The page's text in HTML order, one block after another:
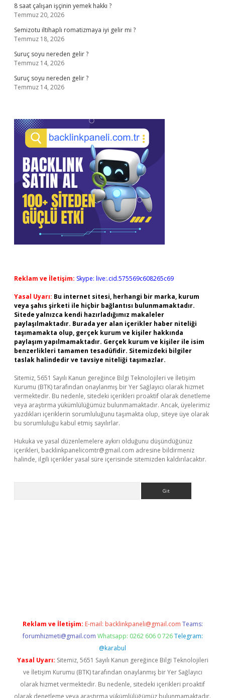
8 saat çalışan işçinin yemek hakkı ?
Temmuz 20, 2026
Semizotu iltihaplı romatizmaya iyi gelir mi ?
Temmuz 18, 2026
Suruç soyu nereden gelir ?
Temmuz 14, 2026
Suruç soyu nereden gelir ?
Temmuz 14, 2026
Reklam ve İletişim: Skype: live:.cid.575569c608265c69
Yasal Uyarı: Bu internet sitesi, herhangi bir marka, kurum
veya şahıs şirketi ile hiçbir bağlantısı bulunmamaktadır.
Sitede yalnızca kendi hazırladığımız makaleler
paylaşılmaktadır. Burada yer alan içerikler haber niteliği
taşımamakta olup, gerçek kurum ve kişiler hakkında
paylaşım yapılmamaktadır. Gerçek kurum ve kişiler ile isim
benzerlikleri tamamen tesadüfidir. Sitemizdeki bilgiler
taslak halindedir ve tavsiye niteliği taşımazlar.
Sitemiz, 5651 Sayılı Kanun gereğince Bilgi Teknolojileri ve İletişim
Kurumu (BTK) tarafından onaylanmış bir Yer Sağlayıcı olarak hizmet
vermektedir. Bu nedenle, sitedeki içerikleri proaktif olarak denetleme
veya araştırma yükümlülüğümüz bulunmamaktadır. Ancak, üyelerimiz
yazdıkları içeriklerin sorumluluğunu taşımakta olup, siteye üye olarak
bu sorumluluğu kabul etmiş sayılırlar.
Hukuka ve yasal düzenlemelere aykırı olduğunu düşündüğünüz
içerikleri, backlinkpanelicomtr@gmail.com adresine bildirmeniz
halinde, ilgili içerikler yasal süre içerisinde sitemizden kaldırılacaktır.
Reklam ve İletişim: E-mail: backlinkpaneli@gmail.com Teams:
forumhizmeti@gmail.com Whatsapp: 0262 606 0 726 Telegram:
@karabul
Yasal Uyarı: Sitemiz, 5651 Sayılı Kanun gereğince Bilgi Teknolojileri
ve İletişim Kurumu (BTK) tarafından onaylanmış bir Yer Sağlayıcı
olarak hizmet vermektedir. Bu nedenle, sitedeki içerikleri proaktif
olarak denetleme veya araştırma yükümlülüğümüz bulunmamaktadır.